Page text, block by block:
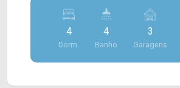
área de serviço. > 04 dormitórios; > 04 banheiros
sociais; > 03 vagas de garagem. Localizado em
Americana, o imóvel contém uma
diversos comércios em volta, como
supermercados, farmácias,
4
Dorm.
4
Banho
3
Garagens